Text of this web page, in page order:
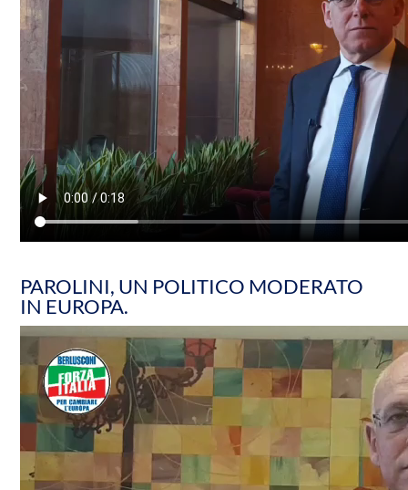
PAROLINI, UN POLITICO MODERATO
IN EUROPA.